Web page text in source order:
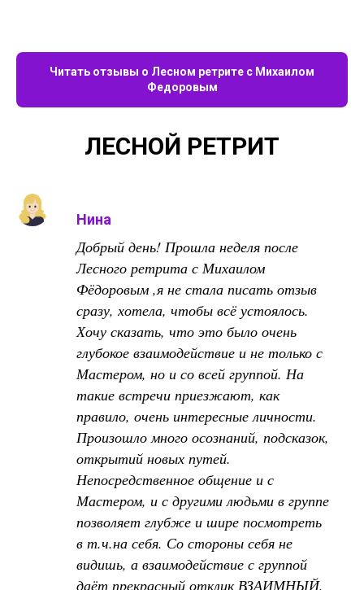
Читать отзывы о Лесном ретрите с Михаилом
Федоровым
ЛЕСНОЙ РЕТРИТ
Нина
Добрый день! Прошла неделя после
Лесного ретрита с Михаилом
Фёдоровым ,я не стала писать отзыв
сразу, хотела, чтобы всё устоялось.
Хочу сказать, что это было очень
глубокое взаимодействие и не только с
Мастером, но и со всей группой. На
такие встречи приезжают, как
правило, очень интересные личности.
Произошло много осознаний, подсказок,
открытий новых путей.
Непосредственное общение и с
Мастером, и с другими людьми в группе
позволяет глубже и шире посмотреть
в т.ч.на себя. Со стороны себя не
видишь, а взаимодействие с группой
даёт прекрасный отклик ВЗАИМНЫЙ.